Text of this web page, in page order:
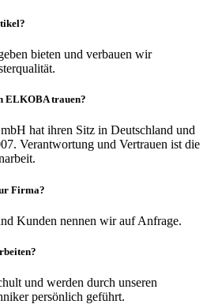
bieten und verbauen wir
ELKOBA trauen?
hat ihren Sitz in Deutschland und
Verantwortung und Vertrauen ist die
Firma?
Kunden nennen wir auf Anfrage.
und werden durch unseren
persönlich geführt.